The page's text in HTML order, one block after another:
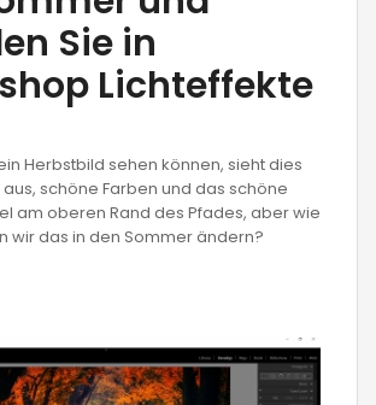
Sie in
Lichteffekte
Herbstbild sehen können, sieht dies
schöne Farben und das schöne
am oberen Rand des Pfades, aber wie
wir das in den Sommer ändern?